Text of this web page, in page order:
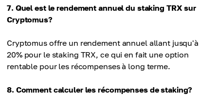
7. Quel est le rendement annuel du staking TRX sur
Cryptomus?
Cryptomus offre un rendement annuel allant jusqu'à
20% pour le staking TRX, ce qui en fait une option
rentable pour les récompenses à long terme.
8. Comment calculer les récompenses de staking?